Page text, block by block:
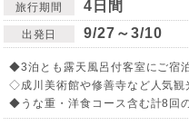
旅行期間 4日間
出発日 9/27～3/10
◆3泊とも露天風呂付客室にご宿
◇成川美術館や修善寺など人気観
◆うな重・洋食コース含む計8回